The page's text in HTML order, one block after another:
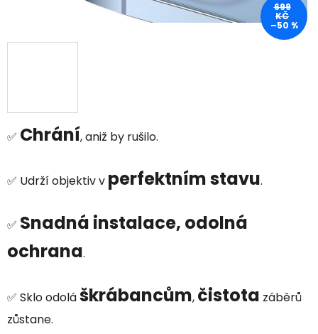
✅ Chrání, aniž by rušilo.
✅ Udrží objektiv v perfektním stavu.
✅ Snadná instalace, odolná
ochrana.
✅ Sklo odoláškrábancům, čistota záběrů
zůstane.
699
KČ
–50 %